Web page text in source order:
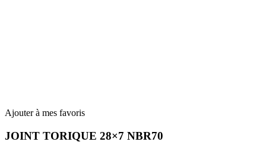
Ajouter à mes favoris
JOINT TORIQUE 28×7 NBR70